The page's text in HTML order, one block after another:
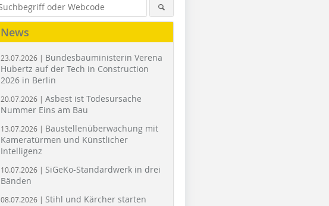
News
23.07.2026 | Bundesbauministerin Verena
Hubertz auf der Tech in Construction
2026 in Berlin
20.07.2026 | Asbest ist Todesursache
Nummer Eins am Bau
13.07.2026 | Baustellenüberwachung mit
Kameratürmen und Künstlicher
Intelligenz
10.07.2026 | SiGeKo-Standardwerk in drei
Bänden
08.07.2026 | Stihl und Kärcher starten